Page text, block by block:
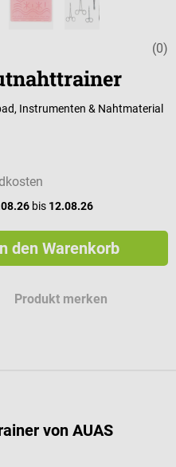
(0)
Instrumenten & Nahtmaterial
bis 12.08.26
den Warenkorb
Produkt merken
von AUAS